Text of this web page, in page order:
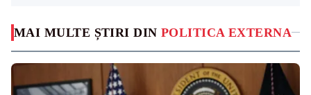
MAI MULTE ȘTIRI DIN POLITICA EXTERNA